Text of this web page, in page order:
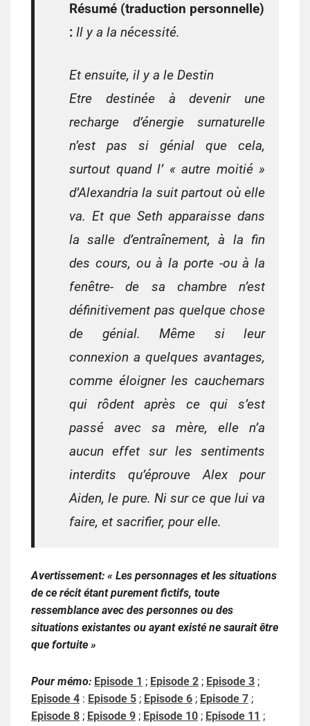
Résumé (traduction personnelle)
: Il y a la nécessité.
Et ensuite, il y a le Destin
Etre destinée à devenir une
recharge d’énergie surnaturelle
n’est pas si génial que cela,
surtout quand l’ « autre moitié »
d’Alexandria la suit partout où elle
va. Et que Seth apparaisse dans
la salle d’entraînement, à la fin
des cours, ou à la porte -ou à la
fenêtre- de sa chambre n’est
définitivement pas quelque chose
de génial. Même si leur
connexion a quelques avantages,
comme éloigner les cauchemars
qui rôdent après ce qui s’est
passé avec sa mère, elle n’a
aucun effet sur les sentiments
interdits qu’éprouve Alex pour
Aiden, le pure. Ni sur ce que lui va
faire, et sacrifier, pour elle.
Avertissement: « Les personnages et les situations
de ce récit étant purement fictifs, toute
ressemblance avec des personnes ou des
situations existantes ou ayant existé ne saurait être
que fortuite »
Pour mémo: Episode 1 ; Episode 2 ; Episode 3 ;
Episode 4 : Episode 5 ; Episode 6 ; Episode 7 ;
Episode 8 ; Episode 9 ; Episode 10 ; Episode 11 ;